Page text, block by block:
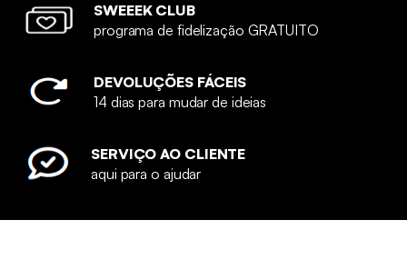
SWEEEK CLUB
programa de fidelização GRATUITO
DEVOLUÇÕES FÁCEIS
14 dias para mudar de ideias
SERVIÇO AO CLIENTE
aqui para o ajudar